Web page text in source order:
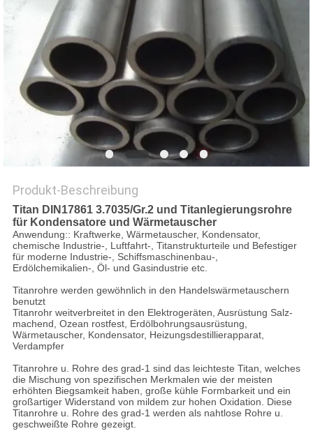
DATENSCHUTZ-
BESTIMMUNGEN
Produkt-Beschreibung
Titan DIN17861 3.7035/Gr.2 und Titanlegierungsrohre
für Kondensatore und Wärmetauscher
Anwendung:: Kraftwerke, Wärmetauscher, Kondensator,
chemische Industrie-, Luftfahrt-, Titanstrukturteile und Befestiger
für moderne Industrie-, Schiffsmaschinenbau-,
Erdölchemikalien-, Öl- und Gasindustrie etc.
Titanrohre werden gewöhnlich in den Handelswärmetauschern
benutzt
Titanrohr weitverbreitet in den Elektrogeräten, Ausrüstung Salz-
machend, Ozean rostfest, Erdölbohrungsausrüstung,
Wärmetauscher, Kondensator, Heizungsdestillierapparat,
Verdampfer
Titanrohre u. Rohre des grad-1 sind das leichteste Titan, welches
die Mischung von spezifischen Merkmalen wie der meisten
erhöhten Biegsamkeit haben, große kühle Formbarkeit und ein
großartiger Widerstand von mildem zur hohen Oxidation. Diese
Titanrohre u. Rohre des grad-1 werden als nahtlose Rohre u.
geschweißte Rohre gezeigt.